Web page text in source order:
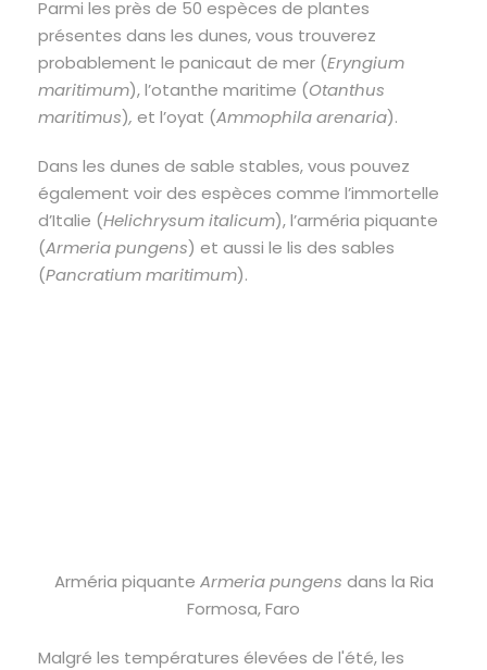
Parmi les près de 50 espèces de plantes
présentes dans les dunes, vous trouverez
probablement le panicaut de mer (Eryngium
maritimum), l’otanthe maritime (Otanthus
maritimus), et l’oyat (Ammophila arenaria).
Dans les dunes de sable stables, vous pouvez
également voir des espèces comme l’immortelle
d’Italie (Helichrysum italicum), l’arméria piquante
(Armeria pungens) et aussi le lis des sables
(Pancratium maritimum).
Arméria piquante Armeria pungens dans la Ria
Formosa, Faro
Malgré les températures élevées de l'été, les